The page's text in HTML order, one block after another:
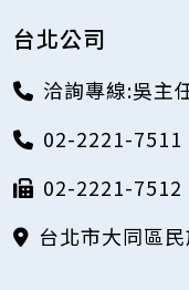
台北公司
洽詢專線:吳主
02-2221-7511
02-2221-7512
台北市大同區